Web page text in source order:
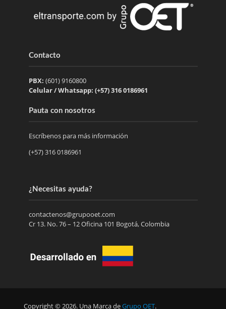
Contacto
PBX: (601) 9160800
Celular / Whatsapp: (+57) 316 0186961
Pauta con nosotros
Escríbenos para más información
(+57) 316 0186961
¿Necesitas ayuda?
contactenos@grupooet.com
Cr 13. No. 76 – 12 Oficina 101 Bogotá, Colombia
Copyright © 2026. Una Marca deGrupo OET.